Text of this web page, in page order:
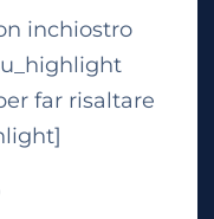
inchiostro
far risaltare